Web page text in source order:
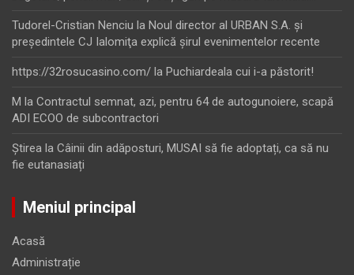
Tudorel-Cristian Nenciu la Noul director al URBAN S.A. şi
preşedintele CJ Ialomiţa explică şirul evenimentelor recente
https://32rosucasino.com/ la Puchiardeala cui i-a păstorit!
M la Contractul semnat, azi, pentru 64 de autogunoiere, scapă
ADI ECOO de subcontractori
Ştirea la Câinii din adăposturi, MUSAI să fie adoptați, ca să nu
fie eutanasiați
Meniul principal
Acasă
Administrație